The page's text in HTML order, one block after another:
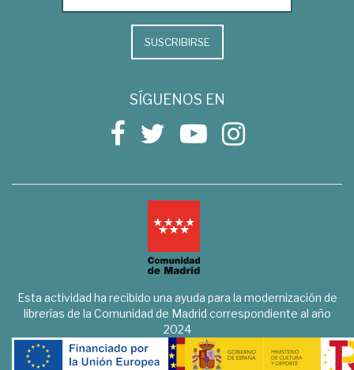
SUSCRIBIRSE
SÍGUENOS EN
Esta actividad ha recibido una ayuda para la modernización de
librerías de la Comunidad de Madrid correspondiente al año
2024